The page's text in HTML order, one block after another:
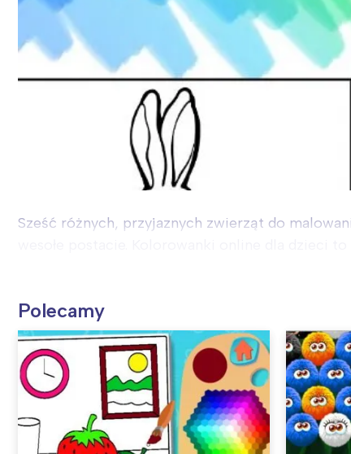
Sześć różnych, przyjaznych zwierząt do
Polecamy